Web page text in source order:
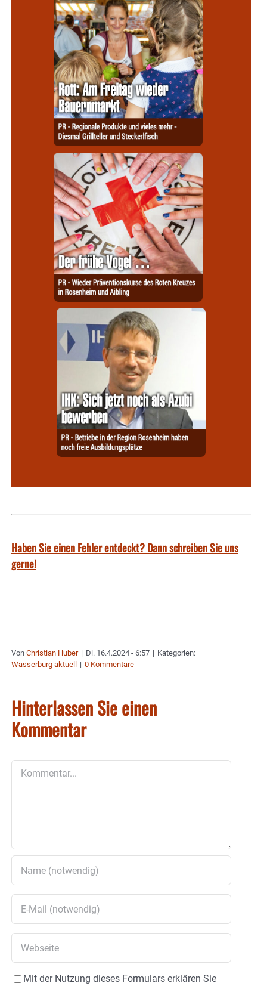
Haben Sie einen Fehler entdeckt? Dann schreiben Sie uns
gerne!
Von Christian Huber | Di. 16.4.2024 - 6:57 | Kategorien:
Wasserburg aktuell
| 0 Kommentare
Hinterlassen Sie einen
Kommentar
Mit der Nutzung dieses Formulars erklären Sie